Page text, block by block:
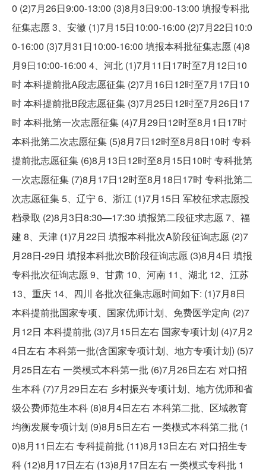
0 (2)7月26日9:00-13:00 (3)8月3日9:00-13:00 填报专科批
征集志愿 3、安徽 (1)7月15日10:00-16:00 (2)7月22日10:0
0-16:00 (3)7月31日10:00-16:00 填报本科批征集志愿 (4)8
月9日10:00-16:00 4、河北 (1)7月11日17时至7月12日10
时 本科提前批A段志愿征集 (2)7月16日12时至7月17日10
时 本科提前批B段志愿征集 (3)7月25日12时至7月26日17
时 本科批第一次志愿征集 (4)7月29日12时至8月1日17时
本科批第二次志愿征集 (5)8月7日12时至8月8日10时 专科
提前批志愿征集 (6)8月13日12时至8月15日10时 专科批第
一次志愿征集 (7)8月17日12时至8月18日17时 专科批第二
次志愿征集 5、辽宁 6、浙江 (1)7月15日 军校征求志愿投
档录取 (2)8月3日8:30—17:30 填报第二段征求志愿 7、福
建 8、天津 (1)7月22日 填报本科批次A阶段征询志愿 (2)7
月28日-29日 填报本科批次B阶段征询志愿 (3)8月4日 填报
专科批次征询志愿 9、甘肃 10、河南 11、湖北 12、江苏
13、重庆 14、四川 各批次征集志愿时间如下: (1)7月8日
本科提前批国家专项、国家优师计划、免费医学定向 (2)7
月12日 本科提前批 (3)7月15日左右 国家专项计划 (4)7月2
4日左右 本科第一批(含国家专项计划、地方专项计划) (5)7
月25日左右 一类模式本科第一批 (6)7月26日左右 对口招
生本科 (7)7月29日左右 乡村振兴专项计划、地方优师和省
级公费师范生本科 (8)8月4日左右 本科第二批、区域教育
均衡发展专项计划 (9)8月5日左右 一类模式本科第二批 (1
0)8月11日左右 专科提前批 (11)8月13日左右 对口招生专
科 (12)8月17日左右 (13)8月17日左右 一类模式专科批 1